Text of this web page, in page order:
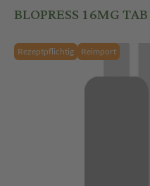
BLOPRESS 16MG TAB
Rezeptpflichtig Reimport